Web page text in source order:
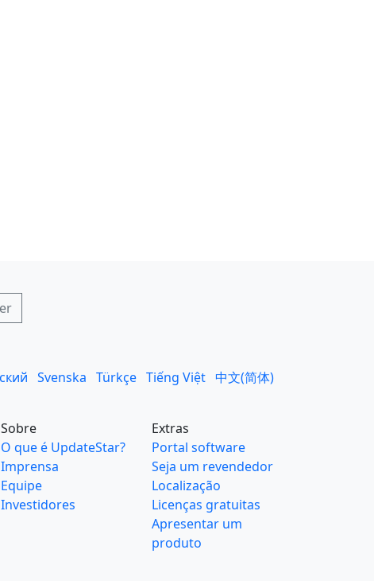
Svenska Türkçe Tiếng Việt 中文(简体)
Sobre
O que é UpdateStar?
Imprensa
Equipe
Investidores
Extras
Portal software
Seja um revendedor
Localização
Licenças gratuitas
Apresentar um
produto